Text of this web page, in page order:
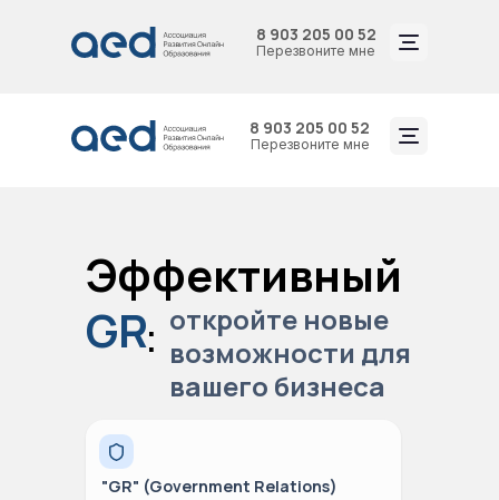
8 903 205 00 52
Перезвоните мне
8 903 205 00 52
Перезвоните мне
"GR" (Government Relations)
Эффективный
:
GR
откройте новые
возможности для
вашего бизнеса